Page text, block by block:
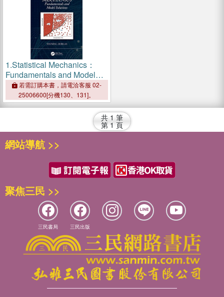
1.Statistical Mechanics：
Fundamentals and Model
Solutions
若需訂購本書，請電洽客服 02-
25006600[分機130、131]。
共 1 筆
第 1 頁
網站導航 >>
聚焦三民 >>
三民書局 三民出版